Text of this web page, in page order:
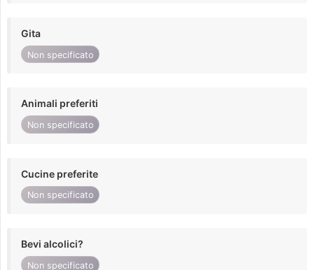
Gita
Non specificato
Animali preferiti
Non specificato
Cucine preferite
Non specificato
Bevi alcolici?
Non specificato